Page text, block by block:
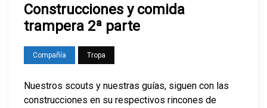
Construcciones y comida
trampera 2ª parte
Compañía Tropa
Nuestros scouts y nuestras guías, siguen con las
construcciones en su respectivos rincones de